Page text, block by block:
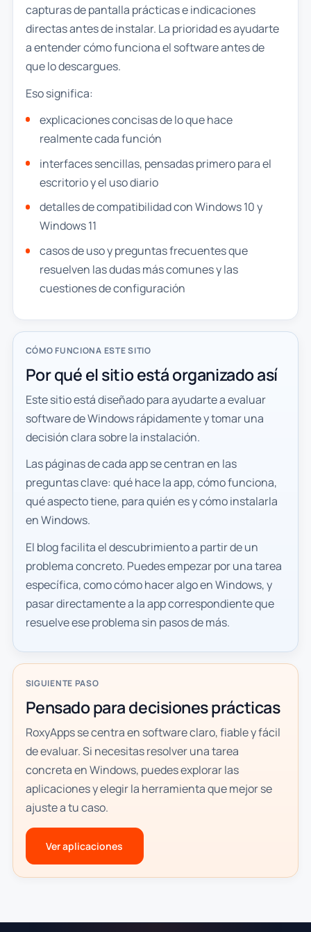
capturas de pantalla prácticas e indicaciones
directas antes de instalar. La prioridad es ayudarte
a entender cómo funciona el software antes de
que lo descargues.
Eso significa:
explicaciones concisas de lo que hace
realmente cada función
interfaces sencillas, pensadas primero para el
escritorio y el uso diario
detalles de compatibilidad con Windows 10 y
Windows 11
casos de uso y preguntas frecuentes que
resuelven las dudas más comunes y las
cuestiones de configuración
CÓMO FUNCIONA ESTE SITIO
Por qué el sitio está organizado así
Este sitio está diseñado para ayudarte a evaluar
software de Windows rápidamente y tomar una
decisión clara sobre la instalación.
Las páginas de cada app se centran en las
preguntas clave: qué hace la app, cómo funciona,
qué aspecto tiene, para quién es y cómo instalarla
en Windows.
El blog facilita el descubrimiento a partir de un
problema concreto. Puedes empezar por una tarea
específica, como cómo hacer algo en Windows, y
pasar directamente a la app correspondiente que
resuelve ese problema sin pasos de más.
SIGUIENTE PASO
Pensado para decisiones prácticas
RoxyApps se centra en software claro, fiable y fácil
de evaluar. Si necesitas resolver una tarea
concreta en Windows, puedes explorar las
aplicaciones y elegir la herramienta que mejor se
ajuste a tu caso.
Ver aplicaciones